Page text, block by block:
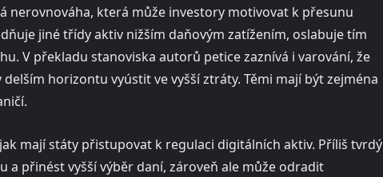
nerovnováha, která může investory motivovat k přesunu
jiné třídy aktiv nižším daňovým zatížením, oslabuje tím
V překladu stanoviska autorů petice zaznívá i varování, že
horizontu vyústit ve vyšší ztráty. Těmi mají být zejména
mají státy přistupovat k regulaci digitálních aktiv. Příliš tvrdý
přinést vyšší výběr daní, zároveň ale může odradit